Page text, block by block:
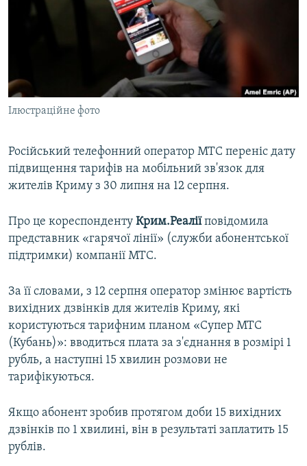
ДЕПОРТАЦІЯ
УКРАЇНСЬКА ПРОБЛЕМА КРИМУ
ІНФОГРАФІКА
ЯК ОБІЙТИ БЛОКУВАННЯ
Qırımtatar
ДОЛУЧАЙСЯ!
Усі сайти RFE/RL
Ілюстраційне фото
Російський телефонний оператор МТС переніс дату
підвищення тарифів на мобільний зв'язок для
жителів Криму з 30 липня на 12 серпня.
Про це кореспонденту Крим.Реаліїповідомила
представник «гарячої лінії» (служби абонентської
підтримки) компанії МТС.
За її словами, з 12 серпня оператор змінює вартість
вихідних дзвінків для жителів Криму, які
користуються тарифним планом «Супер МТС
(Кубань)»: вводиться плата за з'єднання в розмірі 1
рубль, а наступні 15 хвилин розмови не
тарифікуються.
Якщо абонент зробив протягом доби 15 вихідних
дзвінків по 1 хвилині, він в результаті заплатить 15
рублів.